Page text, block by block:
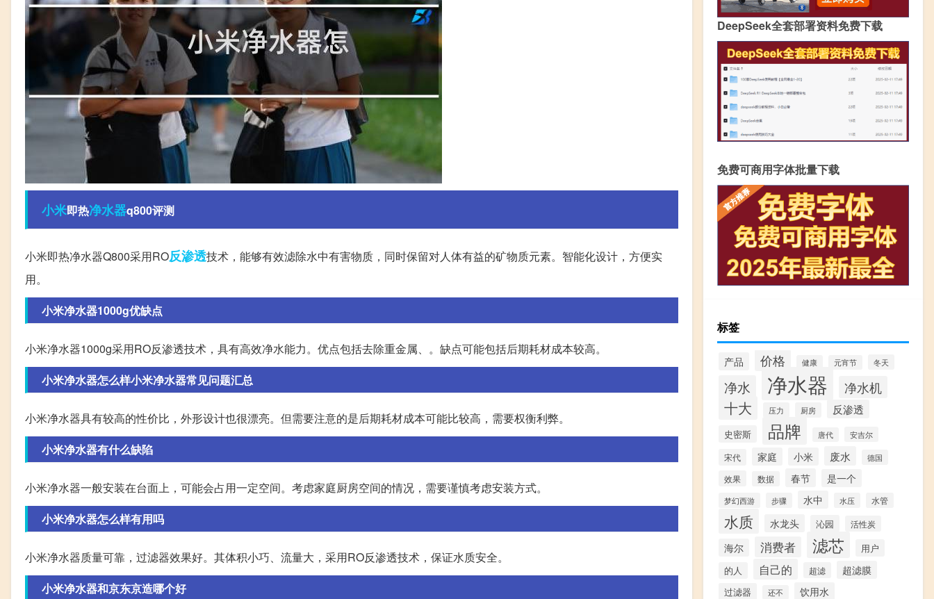
小米即热净水器q800评测
小米即热净水器Q800采用RO反渗透技术，能够有效滤除水中有害物质，同时保留对人体有益的矿物质元素。智能化设计，方便实
用。
小米净水器1000g优缺点
小米净水器1000g采用RO反渗透技术，具有高效净水能力。优点包括去除重金属、。缺点可能包括后期耗材成本较高。
小米净水器怎么样小米净水器常见问题汇总
小米净水器具有较高的性价比，外形设计也很漂亮。但需要注意的是后期耗材成本可能比较高，需要权衡利弊。
小米净水器有什么缺陷
小米净水器一般安装在台面上，可能会占用一定空间。考虑家庭厨房空间的情况，需要谨慎考虑安装方式。
小米净水器怎么样有用吗
小米净水器质量可靠，过滤器效果好。其体积小巧、流量大，采用RO反渗透技术，保证水质安全。
小米净水器和京东京造哪个好
DeepSeek全套部署资料免费下载
免费可商用字体批量下载
标签
产品 价格 健康 元宵节 冬天
净水 净水器 净水机
十大 压力 厨房 反渗透
史密斯 品牌 唐代 安吉尔
宋代 家庭 小米 废水 德国
效果 数据 春节 是一个
梦幻西游 步骤 水中 水压 水管
水质 水龙头 沁园 活性炭
海尔 消费者 滤芯 用户
的人 自己的 超滤 超滤膜
过滤器 还不 饮用水